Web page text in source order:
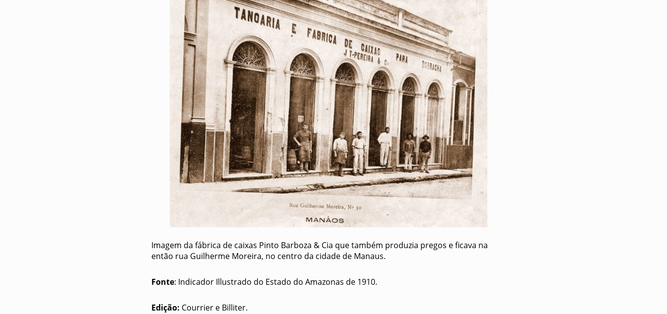
Imagem da fábrica de caixas Pinto Barboza & Cia que também produzia pregos e ficava na
então rua Guilherme Moreira, no centro da cidade de Manaus.
Fonte: Indicador Illustrado do Estado do Amazonas de 1910.
Edição: Courrier e Billiter.